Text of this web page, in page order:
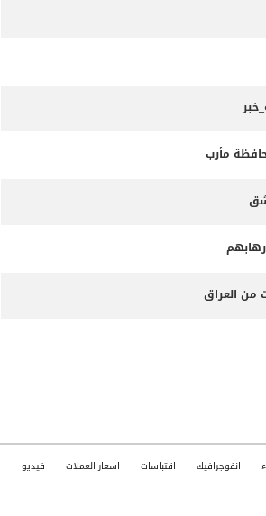
مأرب
من العراق
انفوجرافيك اقتباسات اسعار العملات فيديو